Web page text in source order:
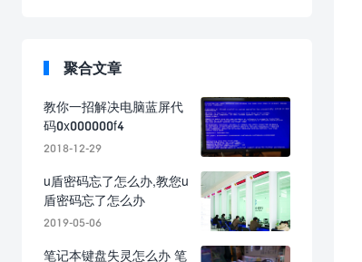
聚合文章
教你一招解决电脑蓝屏代
码0x000000f4
2018-12-29
u盾密码忘了怎么办,教您u
盾密码忘了怎么办
2019-05-06
笔记本键盘失灵怎么办 笔